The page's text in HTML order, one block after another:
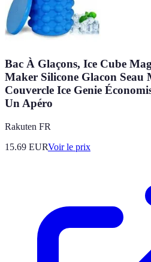
Bac À Glaçons, Ice Cube
Maker Silicone Glacon Seau
Couvercle Ice Genie
Un Apéro
Rakuten FR
15.69 EURVoir le prix